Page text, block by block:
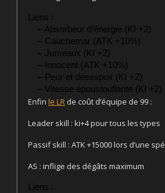
Liens :
– Absorbeur d’énergie (KI +2)
– Cauchemar (ATK +10%)
– Jumeaux (KI +2)
– Innocent (ATK +10%)
– Peur et désespoir (KI +2)
– Vitesse époustouflante (KI +2)
Enfin le LR de coût d’équipe de 99 :
Leader skill : ki+4 pour tous les types
Passif skill : ATK +15000 lors d’une spé
AS : inflige des dégâts maximum
Liens :